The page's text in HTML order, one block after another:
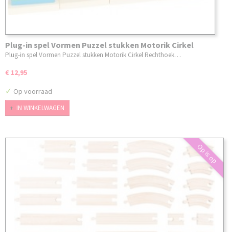
Plug-in spel Vormen Puzzel stukken Motorik Cirkel
Rechthoek Driehoek Peuter Puzzel
Plug-in spel Vormen Puzzel stukken Motorik Cirkel Rechthoek…
€ 12,95
✓ Op voorraad
IN WINKELWAGEN
Op is op